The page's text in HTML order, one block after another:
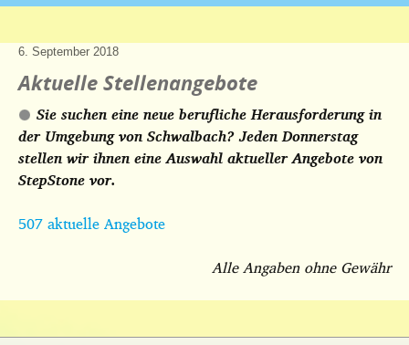
6. September 2018
Aktuelle Stellenangebote
Sie suchen eine neue berufliche Herausforderung in
der Umgebung von Schwalbach? Jeden Donnerstag
stellen wir ihnen eine Auswahl aktueller Angebote von
StepStone vor.
507 aktuelle Angebote
Alle Angaben ohne Gewähr